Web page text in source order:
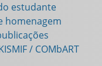
estudante
homenagem
/ COMbART